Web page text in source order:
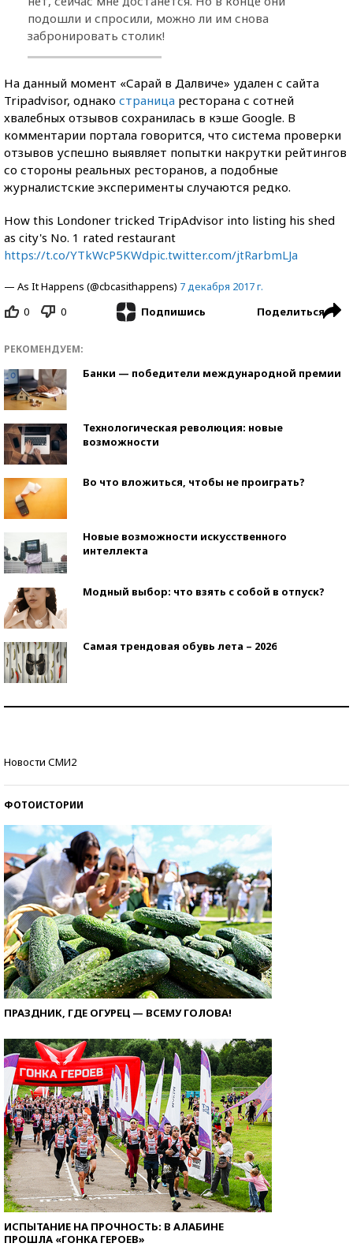
подошли и спросили, можно ли им снова
забронировать столик!
На данный момент «Сарай в Далвиче» удален с сайта
Tripadvisor, однако страница ресторана с сотней
хвалебных отзывов сохранилась в кэше Google. В
комментарии портала говорится, что система проверки
отзывов успешно выявляет попытки накрутки рейтингов
со стороны реальных ресторанов, а подобные
журналистские эксперименты случаются редко.
How this Londoner tricked TripAdvisor into listing his shed
as city's No. 1 rated restaurant
https://t.co/YTkWcP5KWdpic.twitter.com/jtRarbmLJa
— As It Happens (@cbcasithappens) 7 декабря 2017 г.
0
0 Подпишись Поделиться
РЕКОМЕНДУЕМ:
Банки — победители международной премии
Технологическая революция: новые
возможности
Во что вложиться, чтобы не проиграть?
Новые возможности искусственного
интеллекта
Модный выбор: что взять с собой в отпуск?
Самая трендовая обувь лета – 2026
Новости СМИ2
ФОТОИСТОРИИ
ПРАЗДНИК, ГДЕ ОГУРЕЦ — ВСЕМУ ГОЛОВА!
ИСПЫТАНИЕ НА ПРОЧНОСТЬ: В АЛАБИНЕ
ПРОШЛА «ГОНКА ГЕРОЕВ»